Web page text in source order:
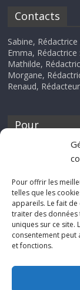
Pour offrir les
telles que les
appareils. Le fait
traiter des données
uniques sur ce site.
consentement peut
et fonctions.
Contacts
Sabine,
Emma,
Mathilde,
Morgane,
Renaud,
Pour
discothèque